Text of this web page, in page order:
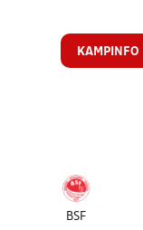
KAMPINFO
BSF